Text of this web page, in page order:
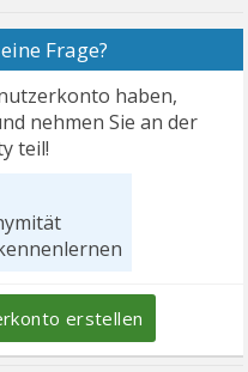
Frage?
haben,
nehmen Sie an der
teil!
erstellen